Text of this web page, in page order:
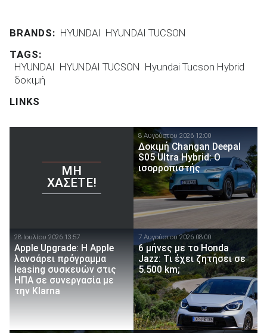
BRANDS: HYUNDAI HYUNDAI TUCSON
TAGS:
HYUNDAI HYUNDAI TUCSON Hyundai Tucson Hybrid
δοκιμή
LINKS
ΜΗ
ΧΆΣΕΤΕ!
8 Αυγούστου 2026 12:00
Δοκιμή Changan Deepal
S05 Ultra Hybrid: Ο
ισορροπιστής
28 Ιουλίου 2026 13:57
Apple Upgrade: Η Apple
λανσάρει πρόγραμμα
leasing συσκευών στις
ΗΠΑ σε συνεργασία με
την Klarna
7 Αυγούστου 2026 08:00
6 μήνες με το Honda
Jazz: Τι έχει ζητήσει σε
5.500 km;